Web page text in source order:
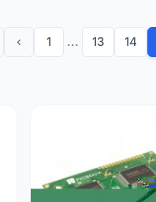
‹ 1 ... 13 14